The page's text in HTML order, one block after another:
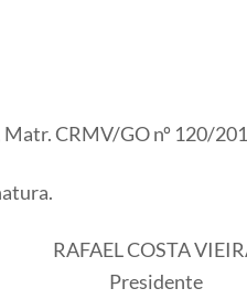
CRMV/GO nº 120/
RAFAEL COSTA
Presidente